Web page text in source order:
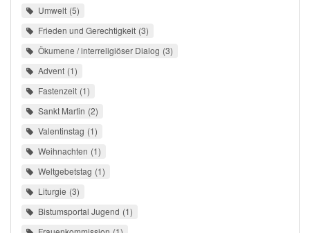
Umwelt 5
Frieden und Gerechtigkeit 3
Ökumene / interreligiöser Dialog 3
Advent 1
Fastenzeit 1
Sankt Martin 2
Valentinstag 1
Weihnachten 1
Weltgebetstag 1
Liturgie 3
Bistumsportal Jugend 1